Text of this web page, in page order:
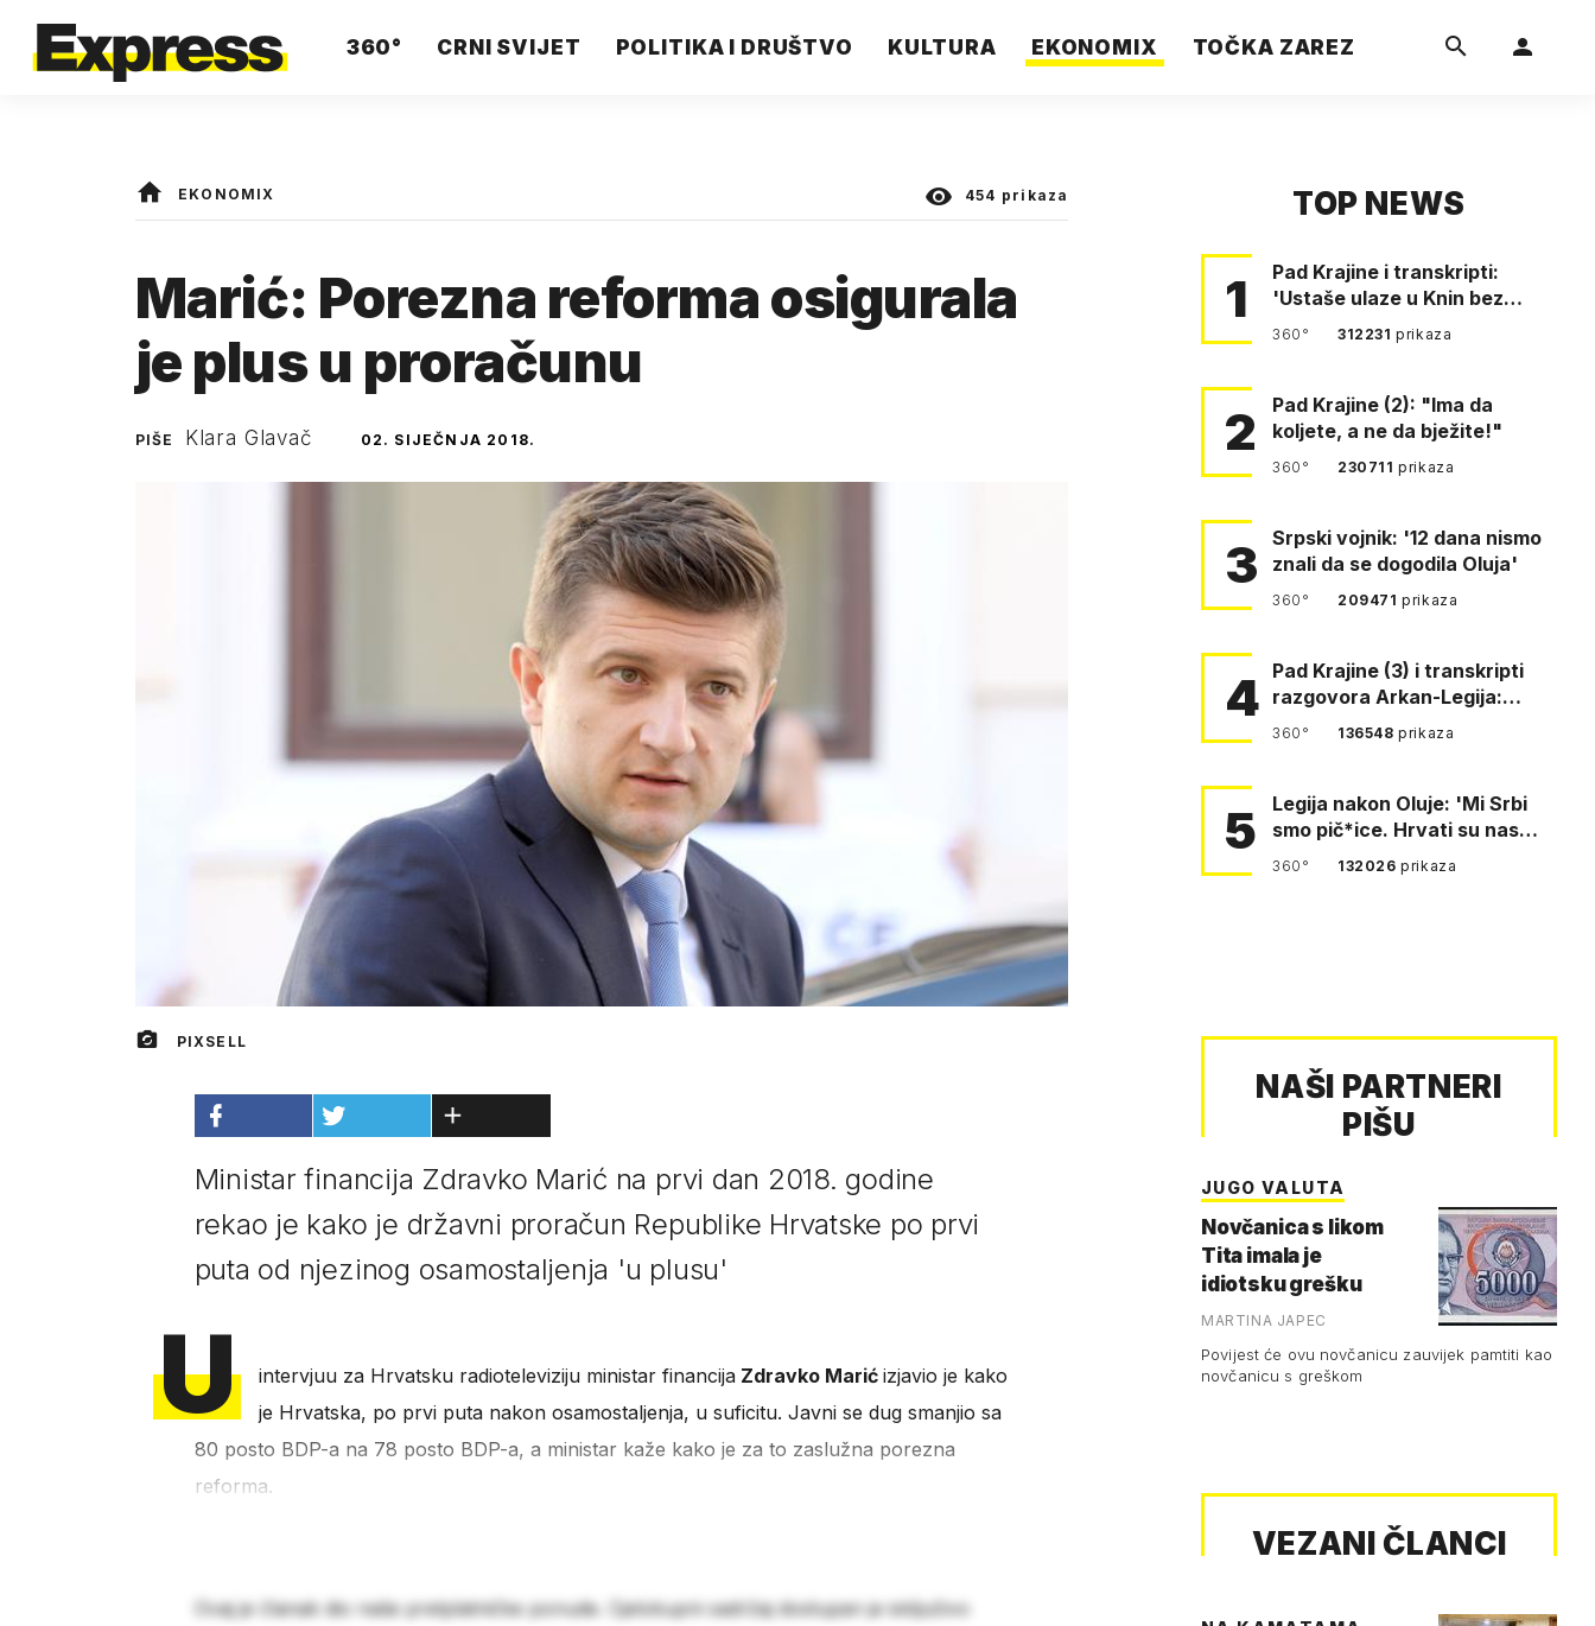
360° CRNI SVIJET POLITIKA I DRUŠTVO KULTURA EKONOMIX TOČKA ZAREZ
EKONOMIX 454 prikaza
Marić: Porezna reforma osigurala
je plus u proračunu
PIŠE Klara Glavač 02. SIJEČNJA 2018.
PIXSELL
Ministar financija Zdravko Marić na prvi dan 2018. godine
rekao je kako je državni proračun Republike Hrvatske po prvi
puta od njezinog osamostaljenja 'u plusu'
U intervjuu za Hrvatsku radioteleviziju ministar financijaZdravko Marić izjavio je kako
je Hrvatska, po prvi puta nakon osamostaljenja, u suficitu. Javni se dug smanjio sa
80 posto BDP-a na 78 posto BDP-a, a ministar kaže kako je za to zaslužna porezna
reforma.
Ovaj je članak dio naše pretplatničke ponude. Cjelokupni sadržaj dostupan je isključivo
TOP NEWS
1
Pad Krajine i transkripti:
'Ustaše ulaze u Knin bez
borbe. Mile, ovo je bežanij…
360° 312231prikaza
2
Pad Krajine (2): "Ima da
koljete, a ne da bježite!"
360° 230711prikaza
3
Srpski vojnik: '12 dana nismo
znali da se dogodila Oluja'
360° 209471prikaza
4 Pad Krajine (3) i transkripti
razgovora Arkan-Legija:
'Čujem, prelazite ustašam…
360° 136548prikaza
5
Legija nakon Oluje: 'Mi Srbi
smo pič*ice. Hrvati su nas
pomeli!'
360° 132026prikaza
NAŠI PARTNERI
PIŠU
JUGO VALUTA
Novčanica s likom
Tita imala je
idiotsku grešku
MARTINA JAPEC
Povijest će ovu novčanicu zauvijek pamtiti kao
novčanicu s greškom
VEZANI ČLANCI